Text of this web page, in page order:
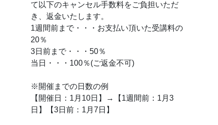
て以下のキャンセル手数料をご負担いただ
き、返金いたします。
1週間前まで・・・お支払い頂いた受講料の
20％
3日前まで・・・50％
当日・・・100％(ご返金不可)
※開催までの日数の例
【開催日：1月10日】→【1週間前：1月3
日】【3日前：1月7日】